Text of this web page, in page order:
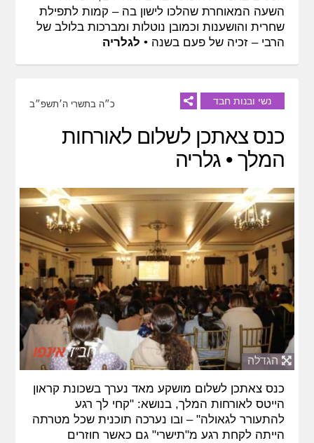
השעה המאוחרת שהלכו לישון בה – קמות לתפילת
שחרית והושענות וכמובן נוטלות ומברכות בלולב של
הרבי – זכיה של פעם בשנה • לגלריה
נשי ובנות חבד כ״ה בתשרי ה׳תשפ״ב
כנס צאתכן לשלום לאורחות
המלך • גלריה
הגדלה
כנס צאתכן לשלום מושקע מאד נערך בשכונת קראון
הייטס לאורחות המלך, בנושא: "קחי לך רגע
להתעורר לגאולה" – ובו נערכה תוכנית שכל מטרתה
הייתה לקחת רגע מ"תישרי" גם כאשר חוזרים